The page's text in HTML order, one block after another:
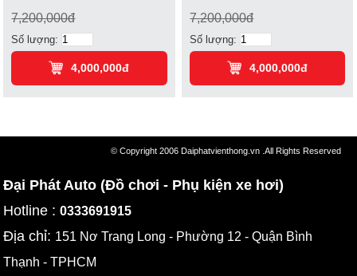
7,200,000đ
Số lượng:
4,000,000đ
7,200,000đ
Số lượng:
4,000,000đ
© Copyright 2006 Daiphatvienthong.vn .All Rights Reserved
Đại Phát Auto (Đồ chơi - Phụ kiện xe hơi)
Hotline :0333691915
Địa chỉ: 151 Nơ Trang Long - Phường 12 - Quận Bình
Thạnh - TPHCM